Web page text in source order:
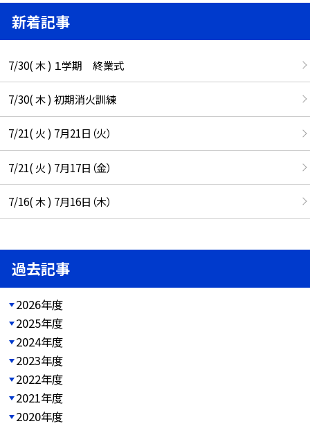
新着記事
7/30( 木 ) １学期 終業式
7/30( 木 ) 初期消火訓練
7/21( 火 ) 7月21日（火）
7/21( 火 ) 7月17日（金）
7/16( 木 ) 7月16日（木）
過去記事
2026年度
2025年度
2024年度
2023年度
2022年度
2021年度
2020年度